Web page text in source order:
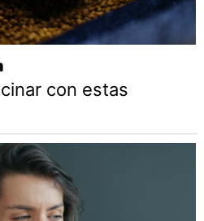
con estas